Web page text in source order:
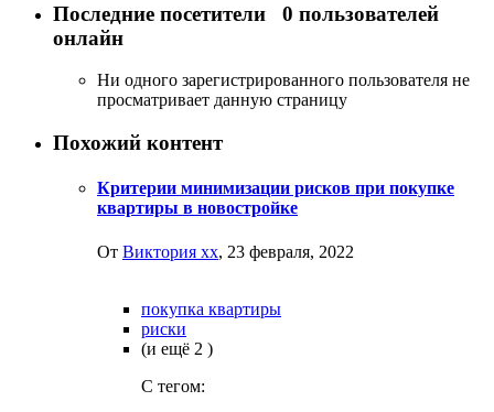
Последние посетители 0 пользователей
онлайн
Ни одного зарегистрированного пользователя не
просматривает данную страницу
Похожий контент
Критерии минимизации рисков при покупке
квартиры в новостройке
От Виктория хх, 23 февраля, 2022
покупка квартиры
риски
(и ещё 2 )
C тегом: